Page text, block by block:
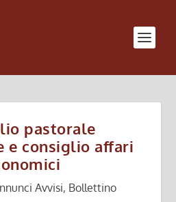
pastorale
e consiglio affari
Avvisi, Bollettino